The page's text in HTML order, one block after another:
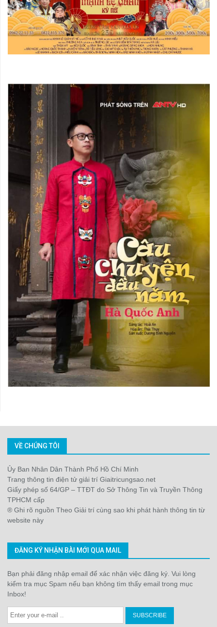
VỀ CHÚNG TÔI
Ủy Ban Nhân Dân Thành Phố Hồ Chí Minh
Trang thông tin điện tử giải trí Giaitricungsao.net
Giấy phép số 64/GP – TTĐT do Sở Thông Tin và Truyền Thông
TPHCM cấp
® Ghi rõ nguồn Theo Giải trí cùng sao khi phát hành thông tin từ
website này
ĐĂNG KÝ NHẬN BÀI MỚI QUA MAIL
Bạn phải đăng nhập email để xác nhận việc đăng ký. Vui lòng
kiểm tra mục Spam nếu bạn không tìm thấy email trong mục
Inbox!